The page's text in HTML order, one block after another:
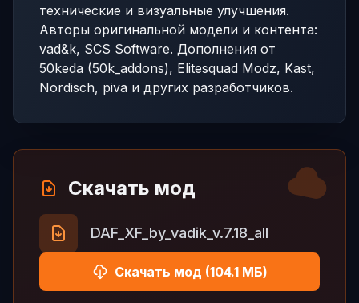
технические и визуальные улучшения.
Авторы оригинальной модели и контента:
vad&k, SCS Software. Дополнения от
50keda (50k_addons), Elitesquad Modz, Kast,
Nordisch, piva и других разработчиков.
Скачать мод
DAF_XF_by_vadik_v.7.18_all
Скачать мод (104.1 МБ)